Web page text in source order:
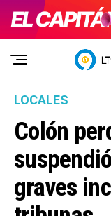
LOCALES
Colón
graves